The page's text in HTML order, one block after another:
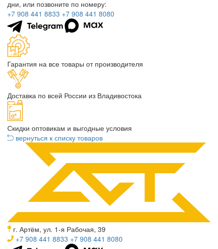
дни, или позвоните по номеру:
+7 908 441 8833 +7 908 441 8080
Гарантия на все товары от производителя
Доставка по всей России из Владивостока
Скидки оптовикам и выгодные условия
вернуться к списку товаров
г. Артём, ул. 1-я Рабочая, 39
+7 908 441 8833 +7 908 441 8080